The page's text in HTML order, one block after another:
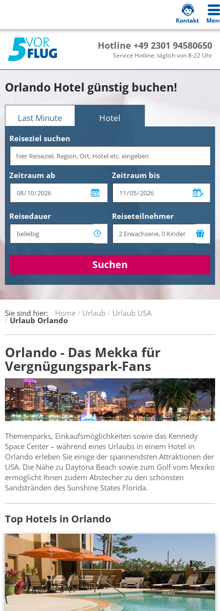
Hotline +49 2301 94580650
Service Hotline: täglich von 8-22 Uhr
Kontakt
Orlando Hotel günstig buchen!
Last Minute Hotel
Reiseziel suchen
Zeitraum ab Zeitraum bis
Reisedauer Reiseteilnehmer
Suchen
Sie sind hier: Home Urlaub Urlaub USA
Urlaub Orlando
Orlando - Das Mekka für
Vergnügungspark-Fans
Themenparks, Einkaufsmöglichkeiten sowie das Kennedy
Space Center – während eines Urlaubs in einem Hotel in
Orlando erleben Sie einige der spannendsten Attraktionen der
USA. Die Nähe zu Daytona Beach sowie zum Golf vom Mexiko
ermöglicht Ihnen zudem Abstecher zu den schönsten
Sandstränden des Sunshine States Florida.
Top Hotels in Orlando